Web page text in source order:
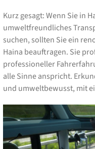
Kurz gesagt: Wenn Sie in
umweltfreundliches
suchen, sollten Sie ein
Haina beauftragen. Sie
professioneller
alle Sinne anspricht.
und umweltbewusst, mit